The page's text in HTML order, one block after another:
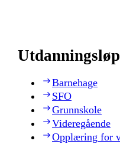
Barnehage
SFO
Grunnskole
Videregående
Opplæring for